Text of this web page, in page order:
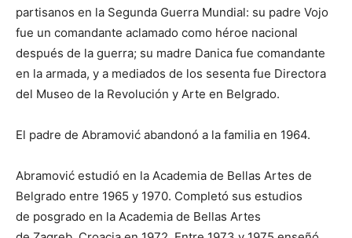
partisanos en la Segunda Guerra Mundial: su padre Vojo
fue un comandante aclamado como héroe nacional
después de la guerra; su madre Danica fue comandante
en la armada, y a mediados de los sesenta fue Directora
del Museo de la Revolución y Arte en Belgrado.
El padre de Abramović abandonó a la familia en 1964.
Abramović estudió en la Academia de Bellas Artes de
Belgrado entre 1965 y 1970. Completó sus estudios
de posgrado en la Academia de Bellas Artes